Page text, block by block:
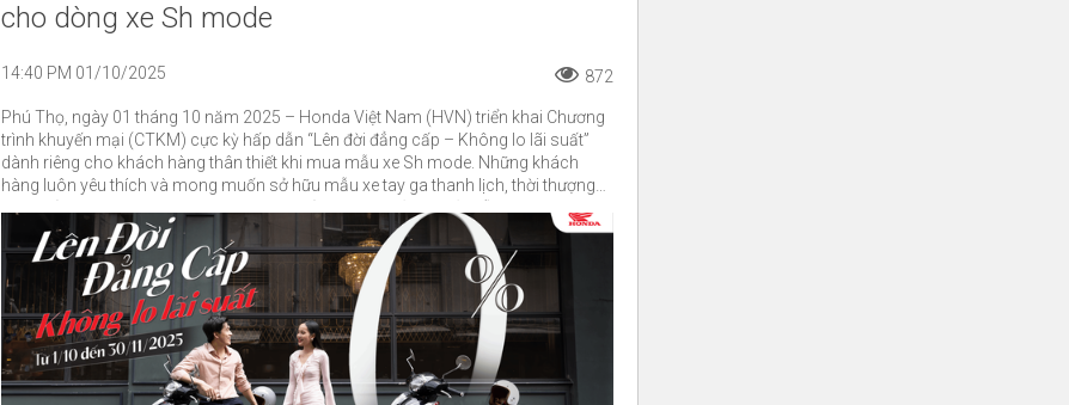
cho dòng xe Sh mode
14:40 PM 01/10/2025 872
Phú Thọ, ngày 01 tháng 10 năm 2025 – Honda Việt Nam (HVN) triển khai Chương
trình khuyến mại (CTKM) cực kỳ hấp dẫn “Lên đời đẳng cấp – Không lo lãi suất”
dành riêng cho khách hàng thân thiết khi mua mẫu xe Sh mode. Những khách
hàng luôn yêu thích và mong muốn sở hữu mẫu xe tay ga thanh lịch, thời thượng
đừng bỏ lỡ cơ hội nâng hạng xe với mức trả góp lãi suất 0% hấp dẫn.